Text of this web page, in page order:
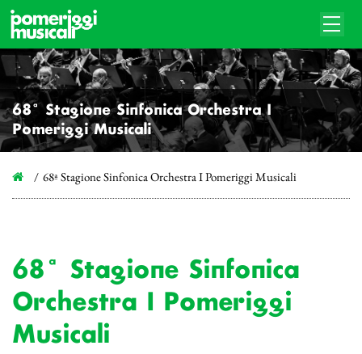
68ª Stagione Sinfonica Orchestra I
Pomeriggi Musicali
68ª Stagione Sinfonica Orchestra I Pomeriggi Musicali
68ª Stagione Sinfonica
Orchestra I Pomeriggi
Musicali